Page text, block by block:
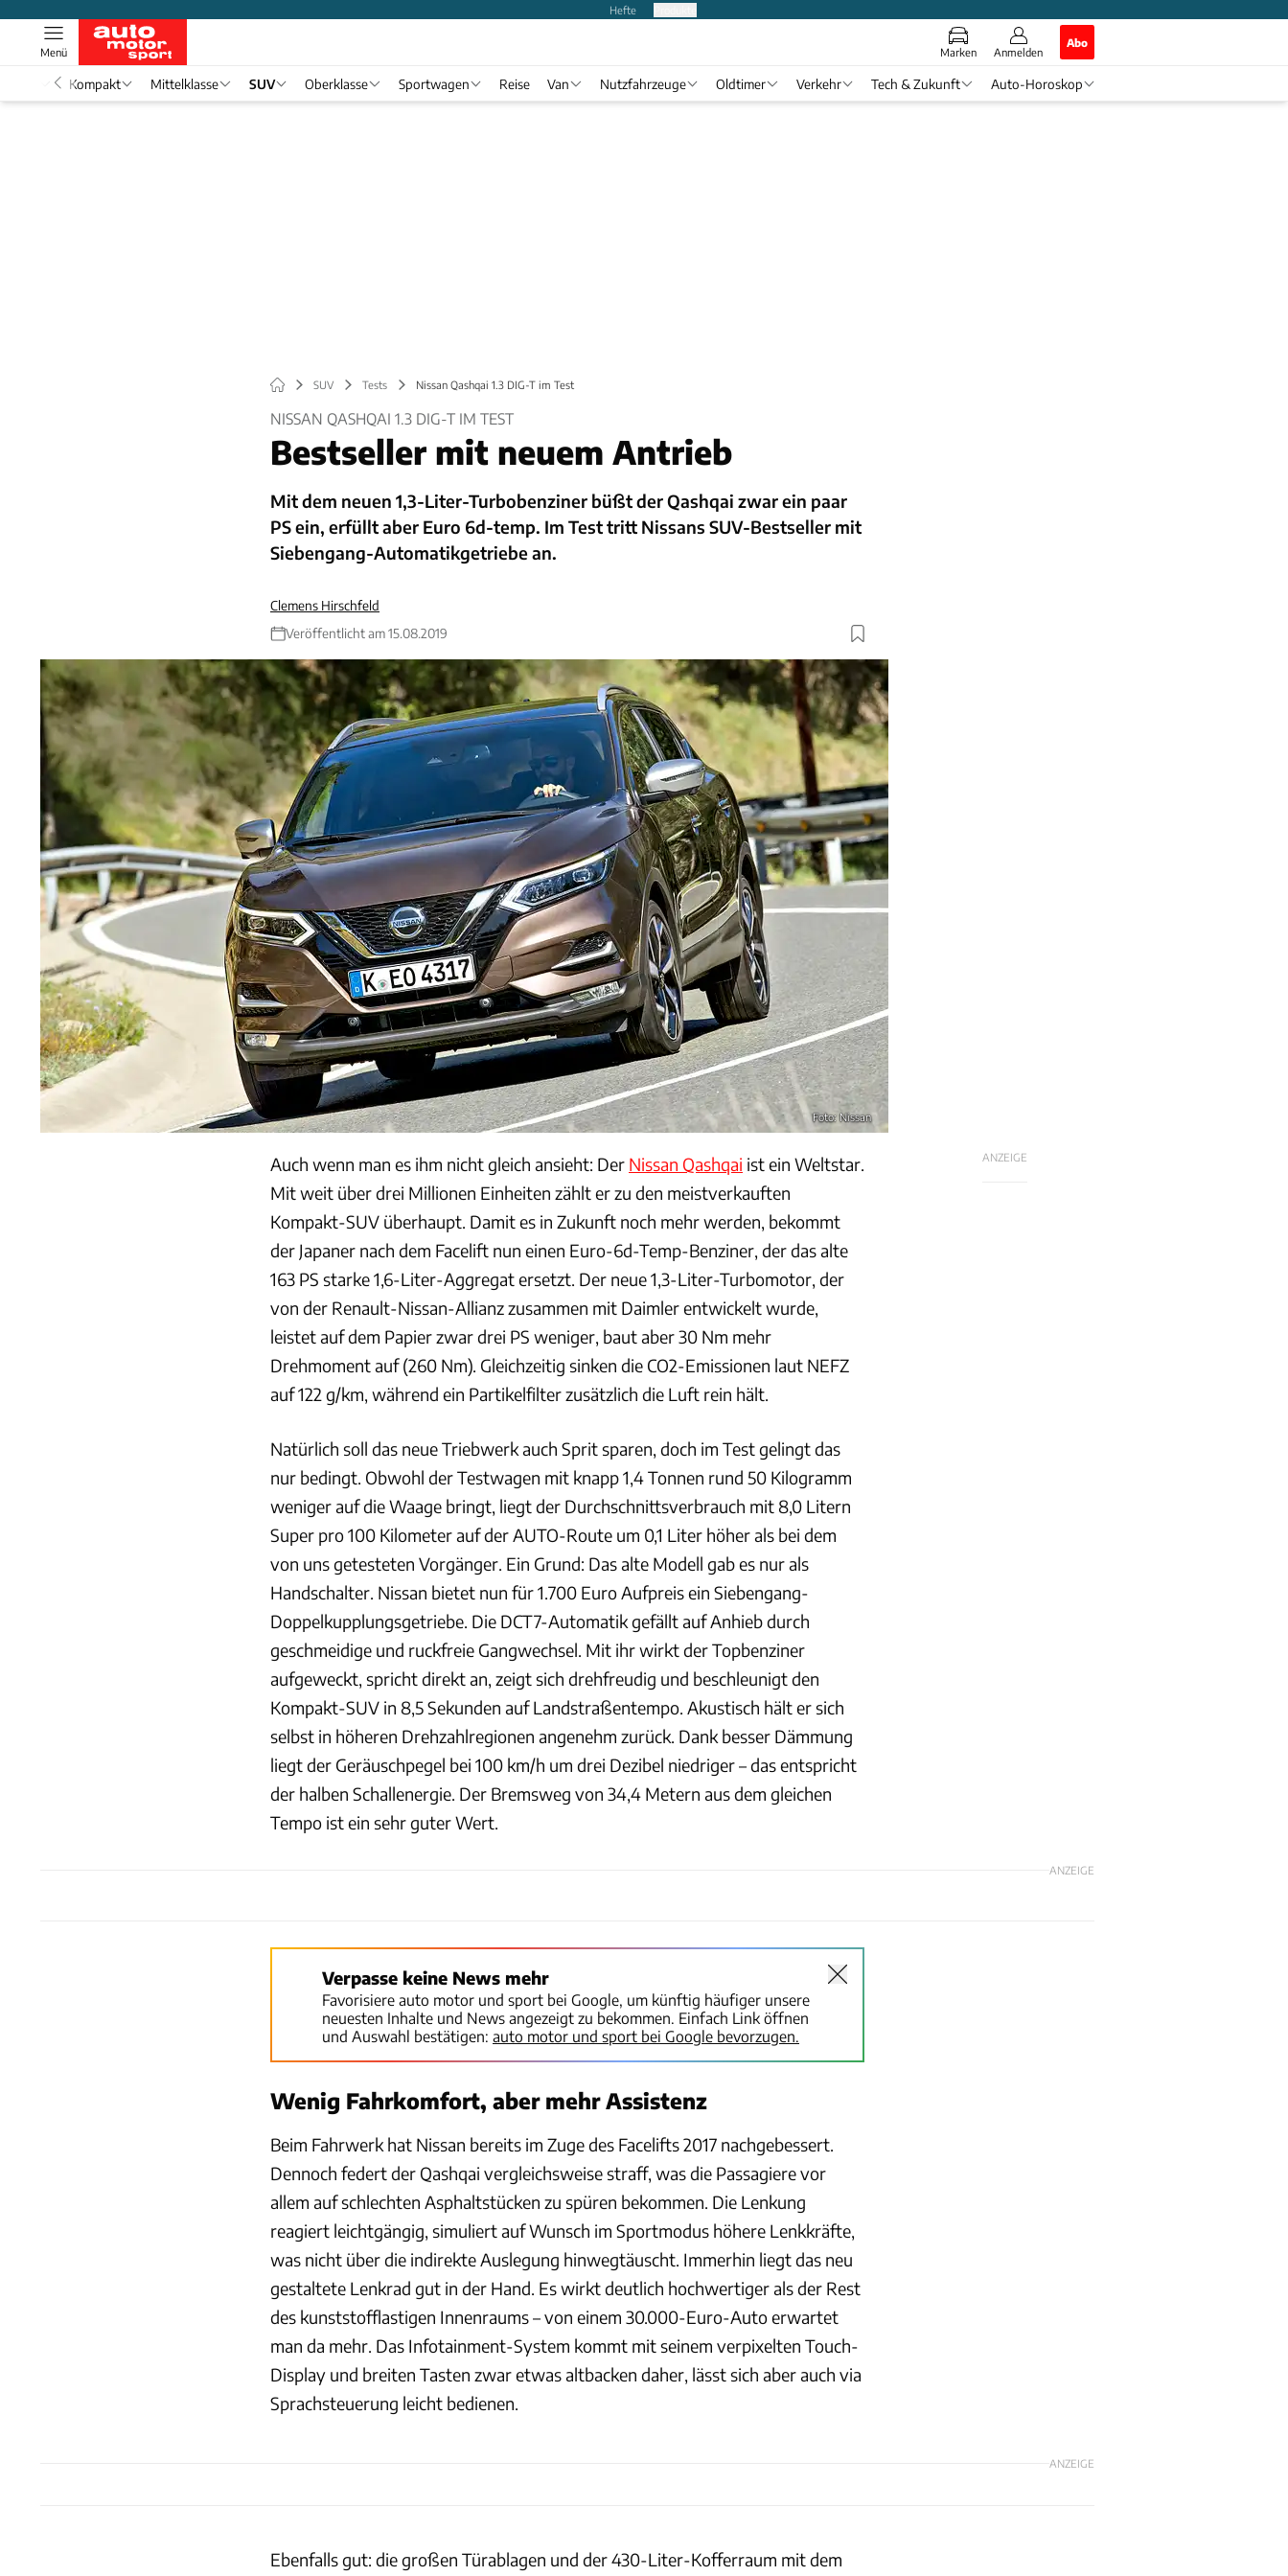
Hefte
Marken Anmelden
Abo
Menü
Kompakt Mittelklasse SUV Oberklasse Sportwagen Reise Van Nutzfahrzeuge Oldtimer Verkehr Tech & Zukunft Auto-Horoskop
SUV Tests Nissan Qashqai 1.3 DIG-T im Test
NISSAN QASHQAI 1.3 DIG-T IM TEST
Bestseller mit neuem Antrieb
Mit dem neuen 1,3-Liter-Turbobenziner büßt der Qashqai zwar ein paar
PS ein, erfüllt aber Euro 6d-temp. Im Test tritt Nissans SUV-Bestseller mit
Siebengang-Automatikgetriebe an.
Clemens Hirschfeld
Veröffentlicht am 15.08.2019
Foto: Nissan
ANZEIGE
Auch wenn man es ihm nicht gleich ansieht: Der Nissan Qashqai ist ein Weltstar.
Mit weit über drei Millionen Einheiten zählt er zu den meistverkauften
Kompakt-SUV überhaupt. Damit es in Zukunft noch mehr werden, bekommt
der Japaner nach dem Facelift nun einen Euro-6d-Temp-Benziner, der das alte
163 PS starke 1,6-Liter-Aggregat ersetzt. Der neue 1,3-Liter-Turbomotor, der
von der Renault-Nissan-Allianz zusammen mit Daimler entwickelt wurde,
leistet auf dem Papier zwar drei PS weniger, baut aber 30 Nm mehr
Drehmoment auf (260 Nm). Gleichzeitig sinken die CO2-Emissionen laut NEFZ
auf 122 g/km, während ein Partikelfilter zusätzlich die Luft rein hält.
Natürlich soll das neue Triebwerk auch Sprit sparen, doch im Test gelingt das
nur bedingt. Obwohl der Testwagen mit knapp 1,4 Tonnen rund 50 Kilogramm
weniger auf die Waage bringt, liegt der Durchschnittsverbrauch mit 8,0 Litern
Super pro 100 Kilometer auf der AUTO-Route um 0,1 Liter höher als bei dem
von uns getesteten Vorgänger. Ein Grund: Das alte Modell gab es nur als
Handschalter. Nissan bietet nun für 1.700 Euro Aufpreis ein Siebengang-
Doppelkupplungsgetriebe. Die DCT7-Automatik gefällt auf Anhieb durch
geschmeidige und ruckfreie Gangwechsel. Mit ihr wirkt der Topbenziner
aufgeweckt, spricht direkt an, zeigt sich drehfreudig und beschleunigt den
Kompakt-SUV in 8,5 Sekunden auf Landstraßentempo. Akustisch hält er sich
selbst in höheren Drehzahlregionen angenehm zurück. Dank besser Dämmung
liegt der Geräuschpegel bei 100 km/h um drei Dezibel niedriger – das entspricht
der halben Schallenergie. Der Bremsweg von 34,4 Metern aus dem gleichen
Tempo ist ein sehr guter Wert.
ANZEIGE
Verpasse keine News mehr
Favorisiere auto motor und sport bei Google, um künftig häufiger unsere
neuesten Inhalte und News angezeigt zu bekommen. Einfach Link öffnen
und Auswahl bestätigen: auto motor und sport bei Google bevorzugen.
Wenig Fahrkomfort, aber mehr Assistenz
Beim Fahrwerk hat Nissan bereits im Zuge des Facelifts 2017 nachgebessert.
Dennoch federt der Qashqai vergleichsweise straff, was die Passagiere vor
allem auf schlechten Asphaltstücken zu spüren bekommen. Die Lenkung
reagiert leichtgängig, simuliert auf Wunsch im Sportmodus höhere Lenkkräfte,
was nicht über die indirekte Auslegung hinwegtäuscht. Immerhin liegt das neu
gestaltete Lenkrad gut in der Hand. Es wirkt deutlich hochwertiger als der Rest
des kunststofflastigen Innenraums – von einem 30.000-Euro-Auto erwartet
man da mehr. Das Infotainment-System kommt mit seinem verpixelten Touch-
Display und breiten Tasten zwar etwas altbacken daher, lässt sich aber auch via
Sprachsteuerung leicht bedienen.
ANZEIGE
Ebenfalls gut: die großen Türablagen und der 430-Liter-Kofferraum mit dem